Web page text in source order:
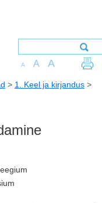
A A A
> 1. Keel ja kirjandus >